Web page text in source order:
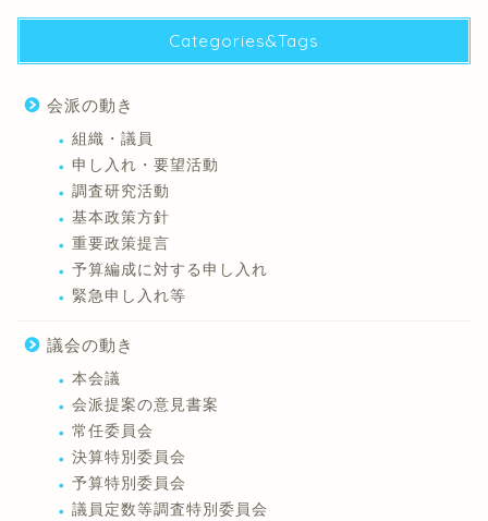
Categories&Tags
会派の動き
組織・議員
申し入れ・要望活動
調査研究活動
基本政策方針
重要政策提言
予算編成に対する申し入れ
緊急申し入れ等
議会の動き
本会議
会派提案の意見書案
常任委員会
決算特別委員会
予算特別委員会
議員定数等調査特別委員会